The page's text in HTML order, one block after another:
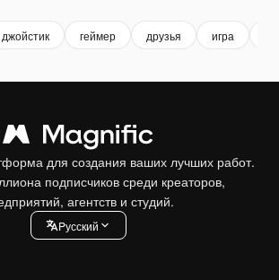
джойстик геймер друзья игра
для создания ваших лучших работ.
подписчиков среди креаторов,
агентств и студий.
Pусский